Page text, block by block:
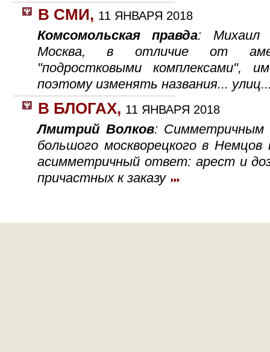
В СМИ, 11 ЯНВАРЯ 2018
Комсомольская правда: Михаил
Москва, в отличие от
"подростковыми комплексами",
поэтому изменять названия...
В БЛОГАХ, 11 ЯНВАРЯ 2018
Лмитрий Волков: Симметричным
большого москворецкого в
асимметричный ответ: арест и
причастных к заказу